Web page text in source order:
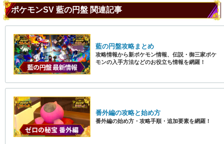
ポケモンSV 藍の円盤 関連記事
藍の円盤攻略まとめ
攻略情報から新ポケモン情報、伝説・御三家ポケ
モンの入手方法などのお役立ち情報を網羅！
番外編の攻略と始め方
番外編の始め方・攻略手順・追加要素を網羅！